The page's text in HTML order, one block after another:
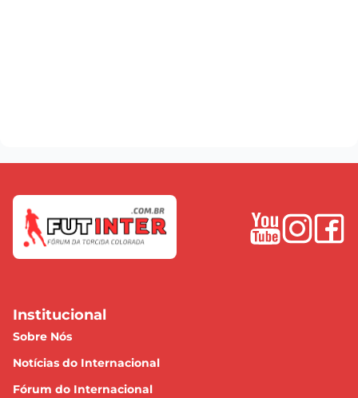
Institucional
Sobre Nós
Notícias do Internacional
Fórum do Internacional